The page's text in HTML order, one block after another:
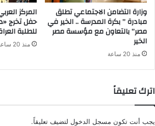
وزارة التضامن الاجتماعي تطلق
مبادرة ” بكرة المدرسة .. الخير في
مصر” بالتعاون مع مؤسسة مصر
الخير
منذ 20 ساعة
المركز
حفل تخرج
للطلبة
منذ 20 ساعة
اترك تعليقاً
يجب أنت تكون مسجل الدخول لتضيف تعليقاً.